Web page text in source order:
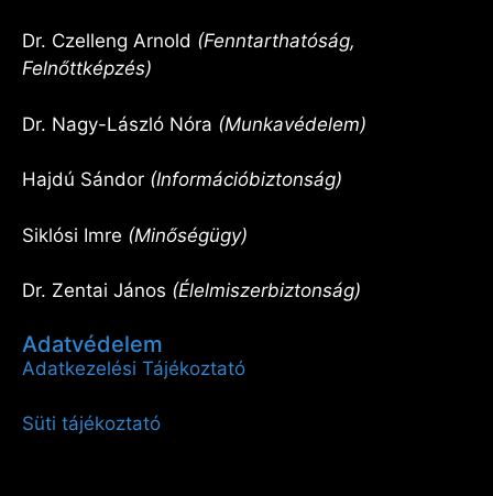
Dr. Czelleng Arnold (Fenntarthatóság,
Felnőttképzés)
Dr. Nagy-László Nóra (Munkavédelem)
Hajdú Sándor (Információbiztonság)
Siklósi Imre (Minőségügy)
Dr. Zentai János (Élelmiszerbiztonság)
Adatvédelem
Adatkezelési Tájékoztató
Süti tájékoztató